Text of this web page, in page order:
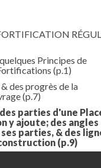
Principes de
(p.1)
des progrès de la
(p.7)
parties d'une
y ajoute; des angles
parties, & des
(p.9)
les parties